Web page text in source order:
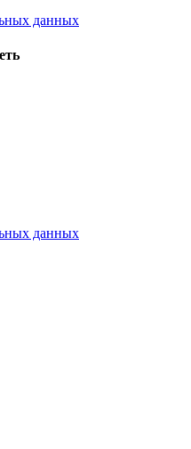
данных
данных